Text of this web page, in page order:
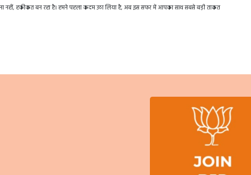
नहीं, हकीकत बन रहा है। हमने पहला कदम उठा लिया है, अब इस सफर में आपका साथ सबसे बड़ी ताकत